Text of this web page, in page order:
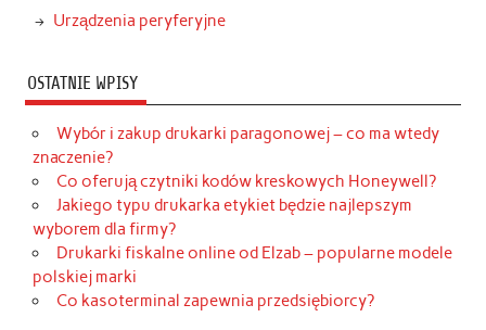
Urządzenia peryferyjne
OSTATNIE WPISY
Wybór i zakup drukarki paragonowej – co ma wtedy
znaczenie?
Co oferują czytniki kodów kreskowych Honeywell?
Jakiego typu drukarka etykiet będzie najlepszym
wyborem dla firmy?
Drukarki fiskalne online od Elzab – popularne modele
polskiej marki
Co kasoterminal zapewnia przedsiębiorcy?